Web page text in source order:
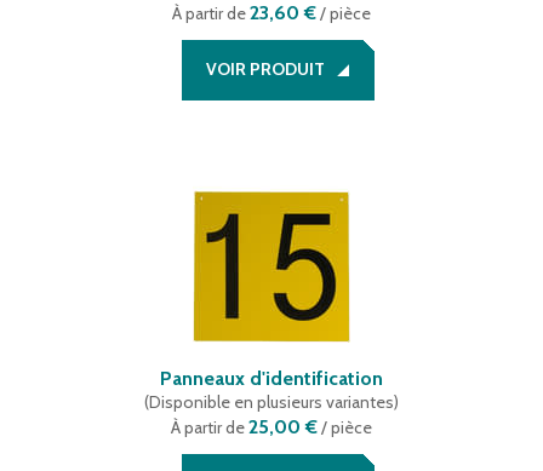
À partir de23,60 €/ pièce
VOIR PRODUIT
Panneaux d'identification
(Disponible en plusieurs variantes)
À partir de25,00 €/ pièce